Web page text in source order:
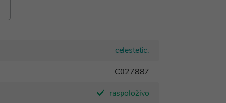
celestetic.
C027887
raspoloživo